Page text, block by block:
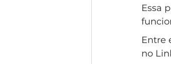
Essa
Entre
no